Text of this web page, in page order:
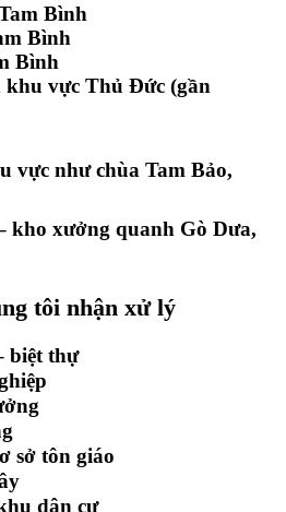
Bình
Bình
Bình
khu vực Thủ Đức (gần
vực như chùa Tam Bảo,
kho xưởng quanh Gò Dưa,
tôi nhận xử lý
biệt thự
sở tôn giáo
dân cư